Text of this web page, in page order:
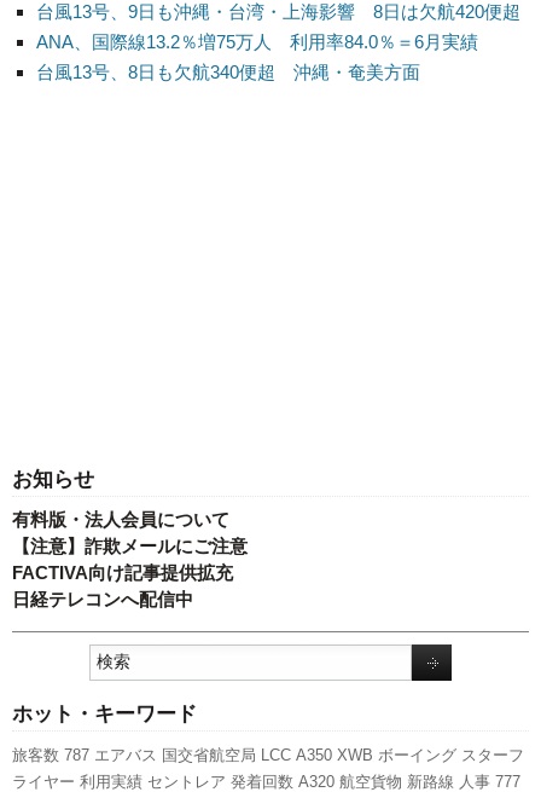
台風13号、9日も沖縄・台湾・上海影響 8日は欠航420便超
ANA、国際線13.2％増75万人 利用率84.0％＝6月実績
台風13号、8日も欠航340便超 沖縄・奄美方面
お知らせ
有料版・法人会員について
【注意】詐欺メールにご注意
FACTIVA向け記事提供拡充
日経テレコンへ配信中
ホット・キーワード
旅客数 787 エアバス 国交省航空局 LCC A350 XWB ボーイング スターフ
ライヤー 利用実績 セントレア 発着回数 A320 航空貨物 新路線 人事 777